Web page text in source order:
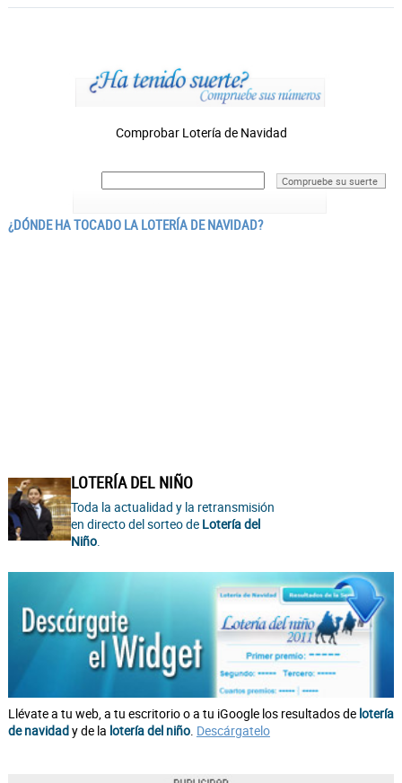
Comprobar Lotería de Navidad
Compruebe su suerte
¿DÓNDE HA TOCADO LA LOTERÍA DE NAVIDAD?
LOTERÍA DEL NIÑO
Toda la actualidad y la retransmisión
en directo del sorteo de Lotería del
Niño.
Llévate a tu web, a tu escritorio o a tu iGoogle los resultados de lotería
de navidady de la lotería del niño. Descárgatelo